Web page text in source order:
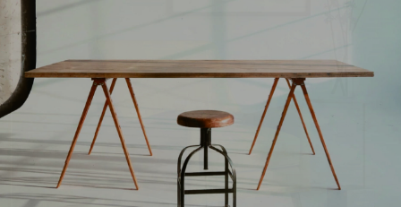
それこそが、撮影空間の魅力であり、表現の原点です。
特に感性を刺激し、創作意欲をかき立てる４つの撮影空間を厳
選。
「光・質感・余白」という３つのキーワードで、
目黒という街の魅力とともにご紹介します。
ライフスタイル撮影におすすめ
日常の中にある“美しい瞬間”を丁寧に切り取りたい。
そんな想いに応えるのが、自然光と温もりある質感を大切にし
たハウススタジオ。
被写体の呼吸が感じられる、ナチュラルテイストの空間をご紹
介します。
目黒ハウススタジオ Momobana
目黒川沿いの閑静な住宅街に佇む「Momobana」は、
“暮らしのリアリティ”を大切にしたハウススタジオです。
ナチュラルテイストのハウススタジオがおすすめです。
SANCHA HOUSE
三宿住宅
Nスタジオ